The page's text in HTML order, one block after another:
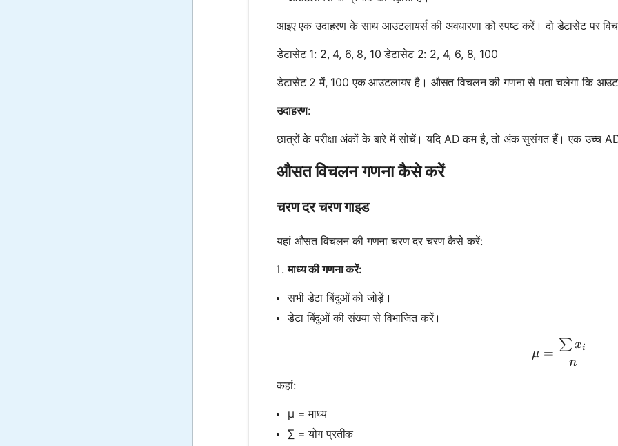
आइए एक उदाहरण के साथ आउटलायर्स की अवधारणा को स्पष्ट करें। दो डेटासेट पर
डेटासेट 1: 2, 4, 6, 8, 10 डेटासेट 2: 2, 4, 6, 8, 100
डेटासेट 2 में, 100 एक आउटलायर है। औसत विचलन की गणना से पता चलेगा कि
उदाहरण:
छात्रों के परीक्षा अंकों के बारे में सोचें। यदि AD कम है, तो अंक सुसंगत हैं। एक उच्च
औसत विचलन गणना कैसे करें
चरण दर चरण गाइड
यहां औसत विचलन की गणना चरण दर चरण कैसे करें:
माध्य की गणना करें:
सभी डेटा बिंदुओं को जोड़ें।
डेटा बिंदुओं की संख्या से विभाजित करें।
\mu =
μ =
n
∑ xi
कहां:
μ = माध्य
∑ = योग प्रतीक